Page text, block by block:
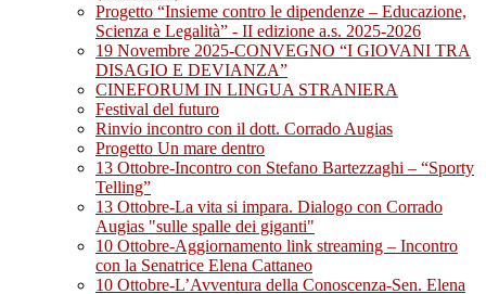
Progetto “Insieme contro le dipendenze – Educazione,
Scienza e Legalità” - II edizione a.s. 2025-2026
19 Novembre 2025-CONVEGNO “I GIOVANI TRA
DISAGIO E DEVIANZA”
CINEFORUM IN LINGUA STRANIERA
Festival del futuro
Rinvio incontro con il dott. Corrado Augias
Progetto Un mare dentro
13 Ottobre-Incontro con Stefano Bartezzaghi – “Sporty
Telling”
13 Ottobre-La vita si impara. Dialogo con Corrado
Augias "sulle spalle dei giganti"
10 Ottobre-Aggiornamento link streaming – Incontro
con la Senatrice Elena Cattaneo
10 Ottobre-L’Avventura della Conoscenza-Sen. Elena